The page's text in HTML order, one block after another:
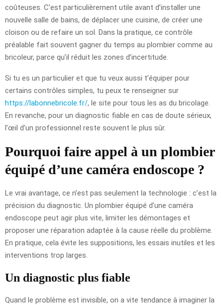
coûteuses. C’est particulièrement utile avant d’installer une
nouvelle salle de bains, de déplacer une cuisine, de créer une
cloison ou de refaire un sol. Dans la pratique, ce contrôle
préalable fait souvent gagner du temps au plombier comme au
bricoleur, parce qu’il réduit les zones d’incertitude.
Si tu es un particulier et que tu veux aussi t’équiper pour
certains contrôles simples, tu peux te renseigner sur
https://labonnebricole.fr/, le site pour tous les as du bricolage.
En revanche, pour un diagnostic fiable en cas de doute sérieux,
l’œil d’un professionnel reste souvent le plus sûr.
Pourquoi faire appel à un plombier
équipé d’une caméra endoscope ?
Le vrai avantage, ce n’est pas seulement la technologie : c’est la
précision du diagnostic. Un plombier équipé d’une caméra
endoscope peut agir plus vite, limiter les démontages et
proposer une réparation adaptée à la cause réelle du problème.
En pratique, cela évite les suppositions, les essais inutiles et les
interventions trop larges.
Un diagnostic plus fiable
Quand le problème est invisible, on a vite tendance à imaginer la